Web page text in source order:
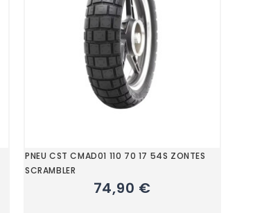
PNEU CST CMAD01 110 70 17 54S ZONTES
SCRAMBLER
74,90 €